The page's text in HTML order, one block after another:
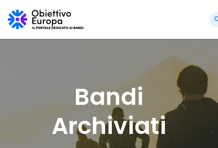
Bandi
Archiviati